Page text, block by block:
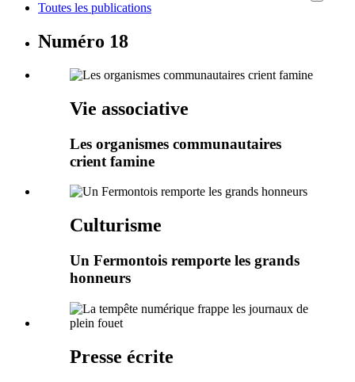
Toutes les publications
Numéro 18
Vie associative
Les organismes communautaires
crient famine
Culturisme
Un Fermontois remporte les grands
honneurs
Presse écrite